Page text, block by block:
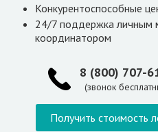
Конкурентоспособные
24/7 поддержка личным
координатором
8 (800) 707-
(звонок
Получить стоимость